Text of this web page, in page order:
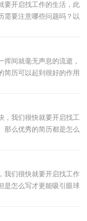
要开启找工作的生活，此
需要注意哪些问题吗？以
参考借鉴，希...
间就毫无声息的流逝，
简历可以起到很好的作用
是小编整...
我们很快就要开启找工
那么优秀的简历都是怎么
的自我评...
我们很快就要开启找工作
是怎么写才更能吸引眼球
欢迎阅读，希望...